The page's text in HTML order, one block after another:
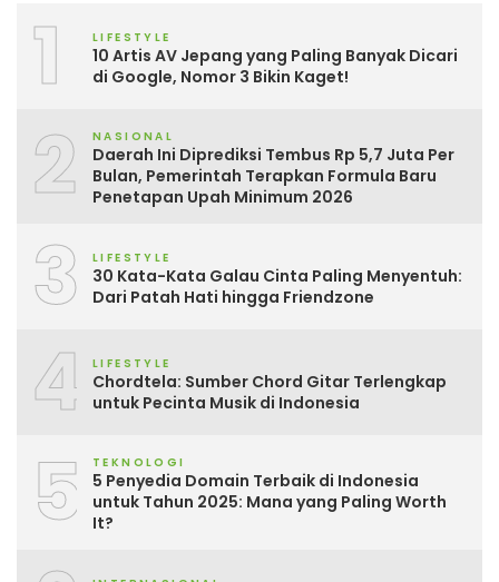
1 LIFESTYLE
10 Artis AV Jepang yang Paling Banyak Dicari
di Google, Nomor 3 Bikin Kaget!
2 NASIONAL
Daerah Ini Diprediksi Tembus Rp 5,7 Juta Per
Bulan, Pemerintah Terapkan Formula Baru
Penetapan Upah Minimum 2026
3 LIFESTYLE
30 Kata-Kata Galau Cinta Paling Menyentuh:
Dari Patah Hati hingga Friendzone
4 LIFESTYLE
Chordtela: Sumber Chord Gitar Terlengkap
untuk Pecinta Musik di Indonesia
5 TEKNOLOGI
5 Penyedia Domain Terbaik di Indonesia
untuk Tahun 2025: Mana yang Paling Worth
It?